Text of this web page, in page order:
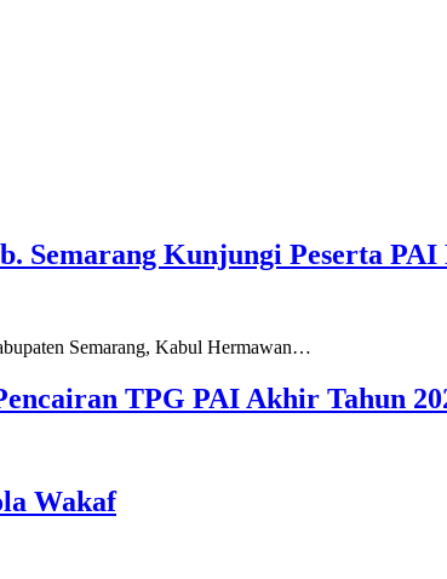
Semarang Kunjungi Peserta
Semarang, Kabul Hermawan…
TPG PAI Akhir Tahun
Wakaf